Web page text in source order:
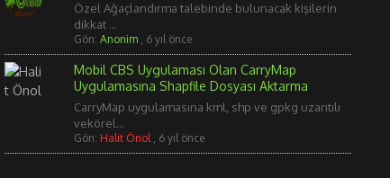
Özel Ağaçlandırma talebinde bulunacak kişilerin
dikkat ...
Gön:Anonim , 6 yıl önce
Mobil CBS Uygulaması Olan CarryMap
Uygulamasına Shapfile Dosyası Aktarma
CarryMap uygulamasına kml, shp ve gpkg uzantılı
vekörel...
Gön: Halit Önol, 6 yıl önce